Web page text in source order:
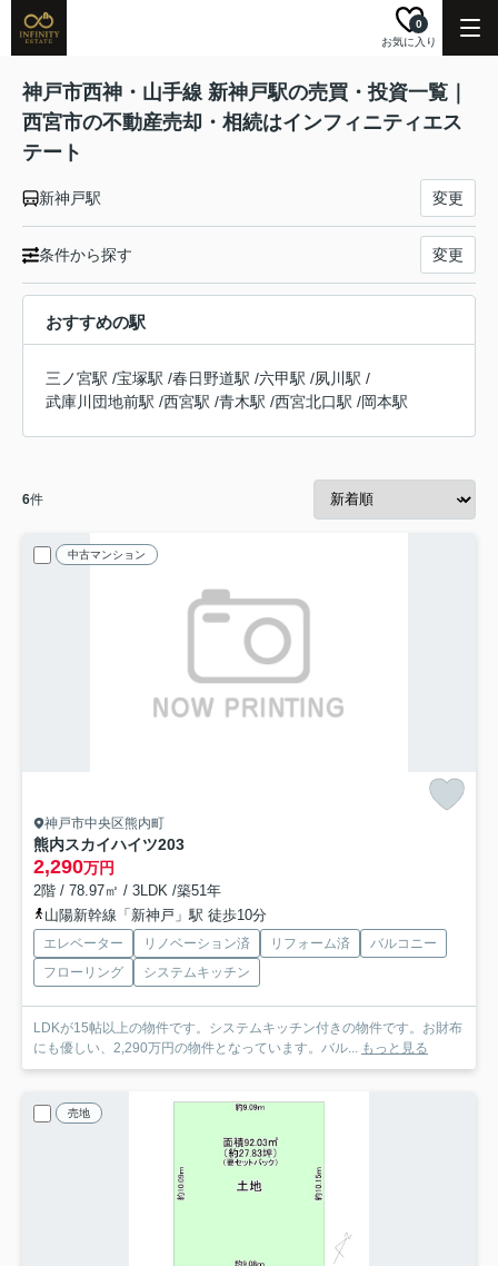
お気に入り
0
神戸市西神・山手線 新神戸駅の売買・投資一覧｜
西宮市の不動産売却・相続はインフィニティエス
テート
新神戸駅 変更
条件から探す 変更
おすすめの駅
三ノ宮駅 /宝塚駅 /春日野道駅 /六甲駅 /夙川駅 /
武庫川団地前駅 /西宮駅 /青木駅 /西宮北口駅 /岡本駅
6件
中古マンション
神戸市中央区熊内町
熊内スカイハイツ203
2,290万円
2階 / 78.97㎡ / 3LDK /築51年
山陽新幹線「新神戸」駅 徒歩10分
エレベーター リノベーション済 リフォーム済
バルコニー
フローリング
システムキッチン
LDKが15帖以上の物件です。システムキッチン付きの物件です。お財布
にも優しい、2,290万円の物件となっています。バル... もっと見る
売地